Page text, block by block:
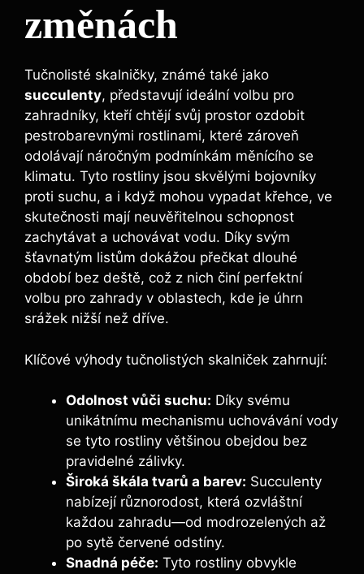
změnách
Tučnolisté skalničky, známé také jako
succulenty, představují ideální volbu pro
zahradníky, kteří chtějí svůj prostor ozdobit
pestrobarevnými rostlinami, které zároveň
odolávají náročným podmínkám měnícího se
klimatu. Tyto rostliny jsou skvělými bojovníky
proti suchu, a i když mohou vypadat křehce, ve
skutečnosti mají neuvěřitelnou schopnost
zachytávat a uchovávat vodu. Díky svým
šťavnatým listům dokážou přečkat dlouhé
období bez deště, což z nich činí perfektní
volbu pro zahrady v oblastech, kde je úhrn
srážek nižší než dříve.
Klíčové výhody tučnolistých skalniček zahrnují:
Odolnost vůči suchu: Díky svému
unikátnímu mechanismu uchovávání vody
se tyto rostliny většinou obejdou bez
pravidelné zálivky.
Široká škála tvarů a barev: Succulenty
nabízejí různorodost, která ozvláštní
každou zahradu—od modrozelených až
po sytě červené odstíny.
Snadná péče: Tyto rostliny obvykle